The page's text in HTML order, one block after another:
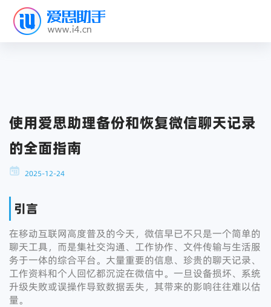
使用爱思助理备份和恢复微信聊天记录
的全面指南
2025-12-24
引言
在移动互联网高度普及的今天，微信早已不只是一个简单的
聊天工具，而是集社交沟通、工作协作、文件传输与生活服
务于一体的综合平台。大量重要的信息、珍贵的聊天记录、
工作资料和个人回忆都沉淀在微信中。一旦设备损坏、系统
升级失败或误操作导致数据丢失，其带来的影响往往难以估
量。